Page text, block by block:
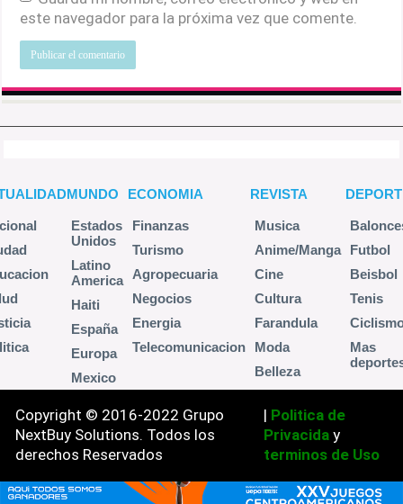
este navegador para la próxima vez que comente.
MUNDO
Estados
Unidos
Latino
America
Haiti
España
Europa
Mexico
ECONOMIA
Finanzas
Turismo
Agropecuaria
Negocios
Energia
Telecomunicacion
REVISTA
Musica
Anime/Manga
Cine
Cultura
Farandula
Moda
Belleza
Futbol
Beisbol
Tenis
Mas
Copyright © 2016-2022 Grupo
NextBuy Solutions. Todos los
derechos Reservados
| Politica de
Privacida y
terminos de Uso